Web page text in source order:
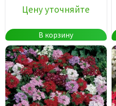
Цену уточняйте
В корзину